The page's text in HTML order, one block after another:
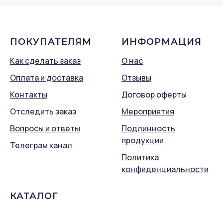
ПОКУПАТЕЛЯМ
Как сделать заказ
Оплата и доставка
Контакты
Отследить заказ
Вопросы и ответы
Телеграм канал
ИНФОРМАЦИЯ
О нас
Отзывы
Договор оферты
Мероприятия
Подлинность
продукции
Политика
конфиденциальности
КАТАЛОГ